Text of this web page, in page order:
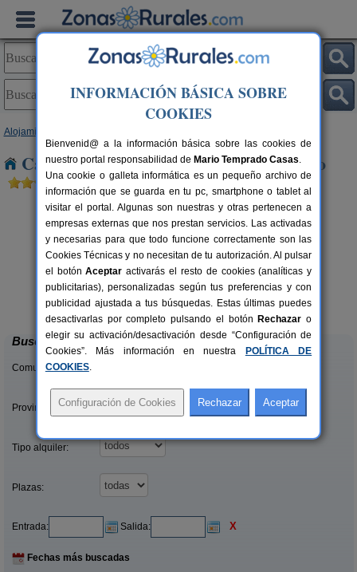
Alojamientos
Casas Rurales cerca de La Milla del Rio
8+1 pers.
desde27 €
Complejo Rural Aguas Frías
La Omañuela (León)
Buscar
Comunidades:
Provincias/Islas:
Tipo alquiler:
Plazas:
Entrada: Salida: X
Fechas más buscadas
INFORMACIÓN BÁSICA SOBRE
COOKIES
Bienvenid@ a la información básica sobre las cookies de
nuestro portal responsabilidad de Mario Temprado Casas.
Una cookie o galleta informática es un pequeño archivo de
información que se guarda en tu pc, smartphone o tablet al
visitar el portal. Algunas son nuestras y otras pertenecen a
empresas externas que nos prestan servicios. Las activadas
y necesarias para que todo funcione correctamente son las
Cookies Técnicas y no necesitan de tu autorización. Al pulsar
el botónAceptar activarás el resto de cookies (analíticas y
publicitarias), personalizadas según tus preferencias y con
publicidad ajustada a tus búsquedas. Estas últimas puedes
desactivarlas por completo pulsando el botón Rechazar o
elegir su activación/desactivación desde “Configuración de
Cookies”. Más información en nuestra
POLÍTICA DE
COOKIES.